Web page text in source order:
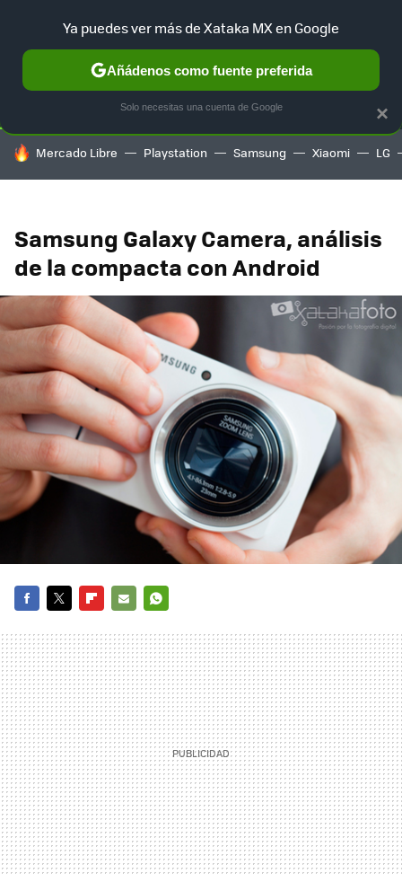
SELECCIÓN GAMING HOME AUTO TERRITORIO
HOY SE HABLA DE
Mercado Libre Playstation Samsung Xiaomi LG
Samsung Galaxy Camera, análisis
de la compacta con Android
MAIL
×
Ya puedes ver más de Xataka MX en Google
Añádenos como fuente preferida
Solo necesitas una cuenta de Google